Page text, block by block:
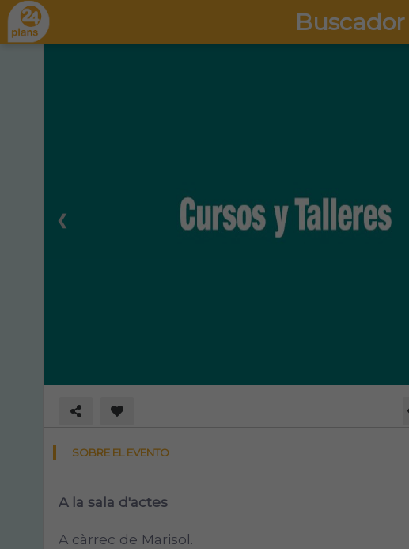
❮
SOBRE EL EVENTO
A la sala d'actes
A càrrec de Marisol.